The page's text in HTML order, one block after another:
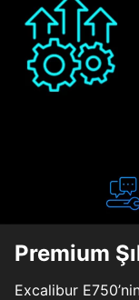
Premium
Excalibur